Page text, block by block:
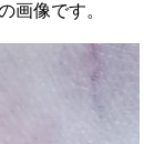
画像です。